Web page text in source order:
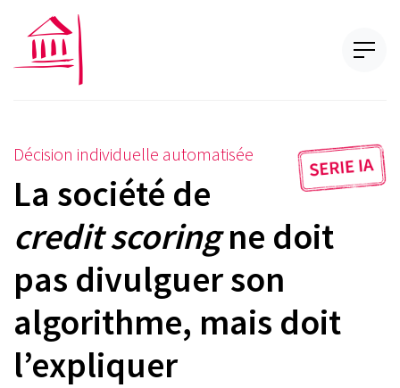
Décision individuelle automatisée
La société de
credit scoringne doit
pas divulguer son
algorithme, mais doit
l’expliquer